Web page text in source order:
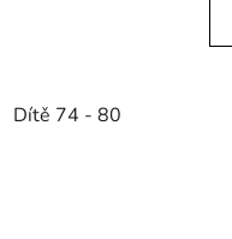
Dítě 74 - 80